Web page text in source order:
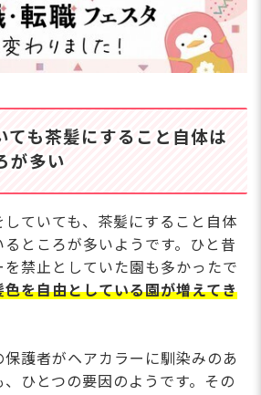
ても茶髪にすること自体は
が多い
ていても、茶髪にすること自体
ところが多いようです。ひと昔
禁止としていた園も多かったで
色を自由としている園が増えてき
保護者がヘアカラーに馴染みのあ
ひとつの要因のようです。その